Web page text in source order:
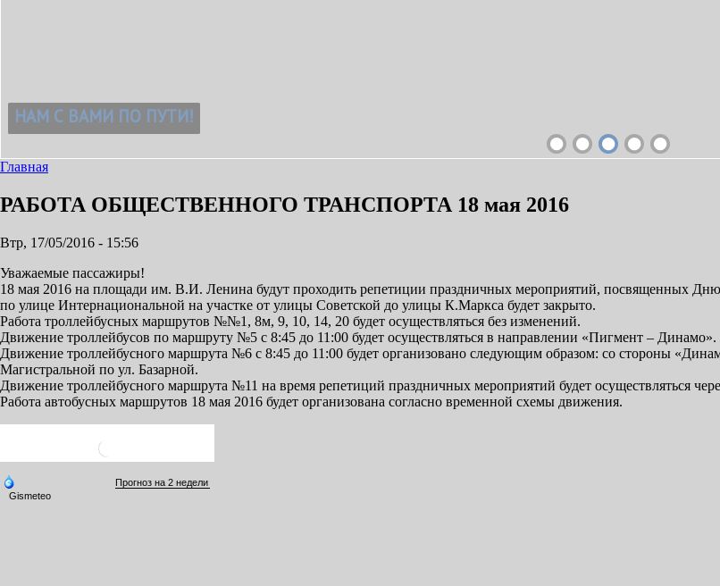
Главная
РАБОТА ОБЩЕСТВЕННОГО ТРАНСПОРТА 18 мая 2016
Втр, 17/05/2016 - 15:56
Уважаемые пассажиры!
18 мая 2016 на площади им. В.И. Ленина будут проходить репетиции праздничных мероприятий, посвященных
по улице Интернациональной на участке от улицы Советской до улицы К.Маркса будет закрыто.
Работа троллейбусных маршрутов №№1, 8м, 9, 10, 14, 20 будет осуществляться без изменений.
Движение троллейбусов по маршруту №5 с 8:45 до 11:00 будет осуществляться в направлении «Пигмент – Динамо».
Движение троллейбусного маршрута №6 с 8:45 до 11:00 будет организовано следующим образом: со стороны
Магистральной по ул. Базарной.
Движение троллейбусного маршрута №11 на время репетиций праздничных мероприятий будет осуществляться
Работа автобусных маршрутов 18 мая 2016 будет организована согласно временной схемы движения.